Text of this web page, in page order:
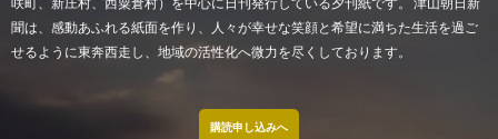
聞は、感動あふれる紙面を作り、人々が幸せな笑顔と希望に満ちた生活を過ご
せるように東奔西走し、地域の活性化へ微力を尽くしております。
購読申し込みへ